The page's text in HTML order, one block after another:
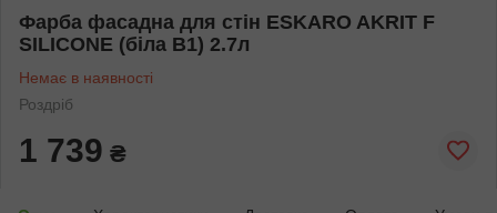
Фарба фасадна для стін ESKARO AKRIT F
SILICONE (біла В1) 2.7л
Немає в наявності
Роздріб
1 739 ₴